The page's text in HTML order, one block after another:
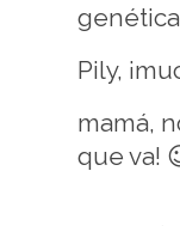
Pily,
mamá,
que va!